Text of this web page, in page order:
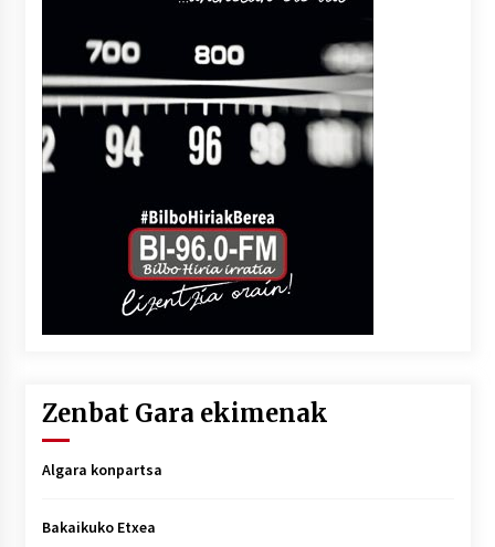
Zenbat Gara ekimenak
Algara konpartsa
Bakaikuko Etxea